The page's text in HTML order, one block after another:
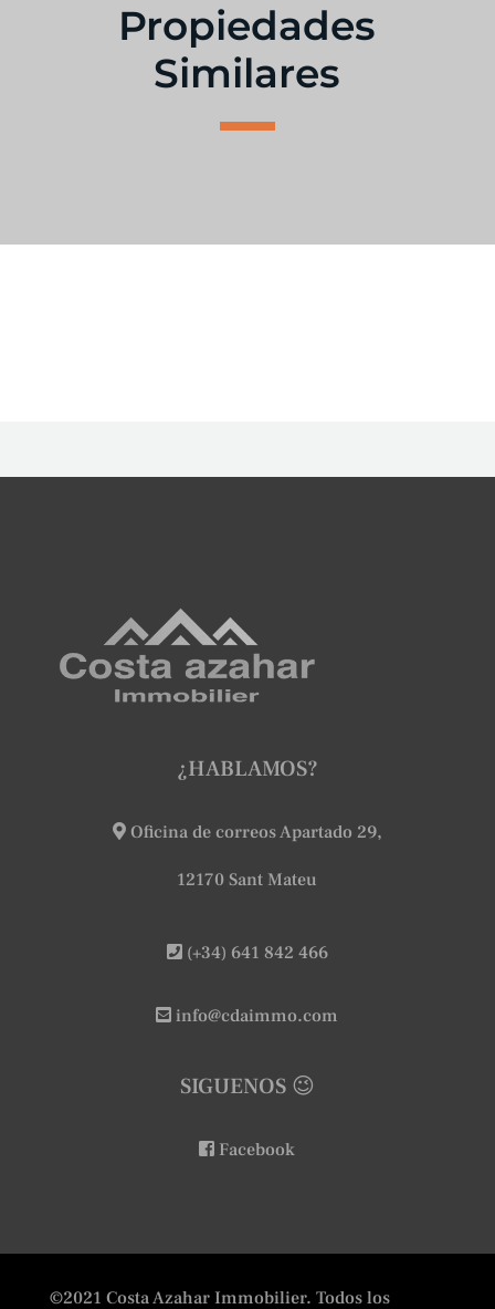
Propiedades
Similares
¿HABLAMOS?
Oficina de correos Apartado 29,
12170 Sant Mateu
(+34) 641 842 466
info@cdaimmo.com
SIGUENOS 😉
Facebook
©2021 Costa Azahar Immobilier. Todos los